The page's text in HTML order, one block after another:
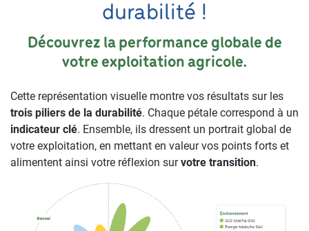
durabilité !
Découvrez la performance globale de
votre exploitation agricole.
Cette représentation visuelle montre vos résultats sur les
trois piliers de la durabilité. Chaque pétale correspond à un
indicateur clé. Ensemble, ils dressent un portrait global de
votre exploitation, en mettant en valeur vos points forts et
alimentent ainsi votre réflexion survotre transition.